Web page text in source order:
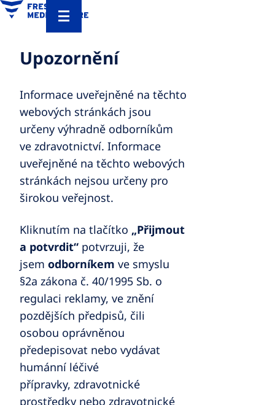
Upozornění
Informace uveřejněné na těchto
webových stránkách jsou
určeny výhradně odborníkům
ve zdravotnictví. Informace
uveřejněné na těchto webových
stránkách nejsou určeny pro
širokou veřejnost.
Kliknutím na tlačítko „Přijmout
a potvrdit“ potvrzuji, že
jsem odborníkem ve smyslu
§2a zákona č. 40/1995 Sb. o
regulaci reklamy, ve znění
pozdějších předpisů, čili
osobou oprávněnou
předepisovat nebo vydávat
humánní léčivé
přípravky, zdravotnické
prostředky nebo zdravotnické